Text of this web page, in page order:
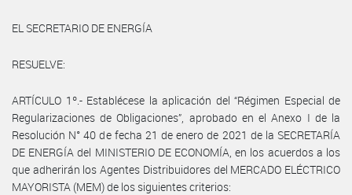
EL SECRETARIO DE ENERGÍA
RESUELVE:
ARTÍCULO 1º.- Establécese la aplicación del “Régimen Especial de
Regularizaciones de Obligaciones”, aprobado en el Anexo I de la
Resolución N° 40 de fecha 21 de enero de 2021 de la SECRETARÍA
DE ENERGÍA del MINISTERIO DE ECONOMÍA, en los acuerdos a los
que adherirán los Agentes Distribuidores del MERCADO ELÉCTRICO
MAYORISTA (MEM) de los siguientes criterios: